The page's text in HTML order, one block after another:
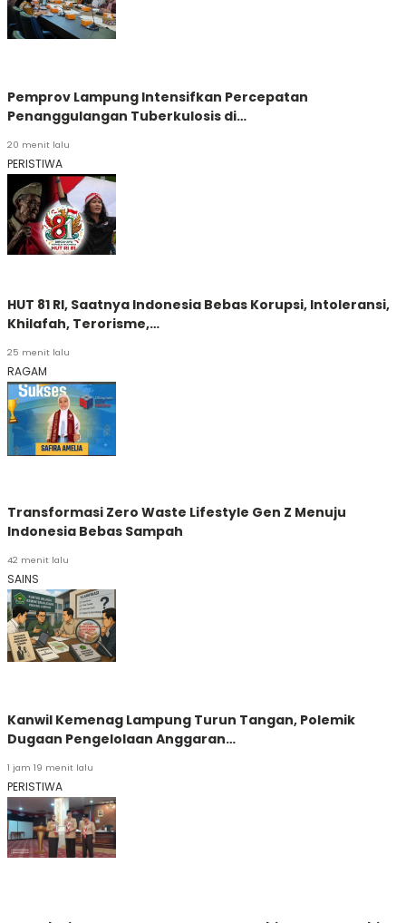
Pemprov Lampung Intensifkan Percepatan
Penanggulangan Tuberkulosis di…
20 menit lalu
PERISTIWA
HUT 81 RI, Saatnya Indonesia Bebas Korupsi, Intoleransi,
Khilafah, Terorisme,…
25 menit lalu
RAGAM
Transformasi Zero Waste Lifestyle Gen Z Menuju
Indonesia Bebas Sampah
42 menit lalu
SAINS
Kanwil Kemenag Lampung Turun Tangan, Polemik
Dugaan Pengelolaan Anggaran…
1 jam 19 menit lalu
PERISTIWA